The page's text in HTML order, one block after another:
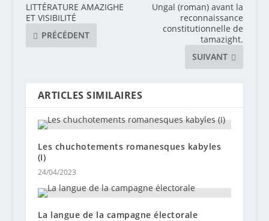
LITTÉRATURE AMAZIGHE
ET VISIBILITÉ
PRÉCÉDENT
Ungal (roman) avant la
reconnaissance
constitutionnelle de
tamazight.
SUIVANT
ARTICLES SIMILAIRES
Les chuchotements romanesques kabyles
(I)
24/04/2023
La langue de la campagne électorale